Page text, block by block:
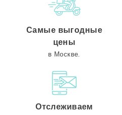
Самые выгодные
цены
в Москве.
Отслеживаем